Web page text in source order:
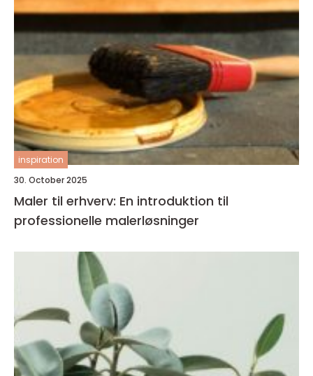
inspiration
30. October 2025
Maler til erhverv: En introduktion til
professionelle malerløsninger